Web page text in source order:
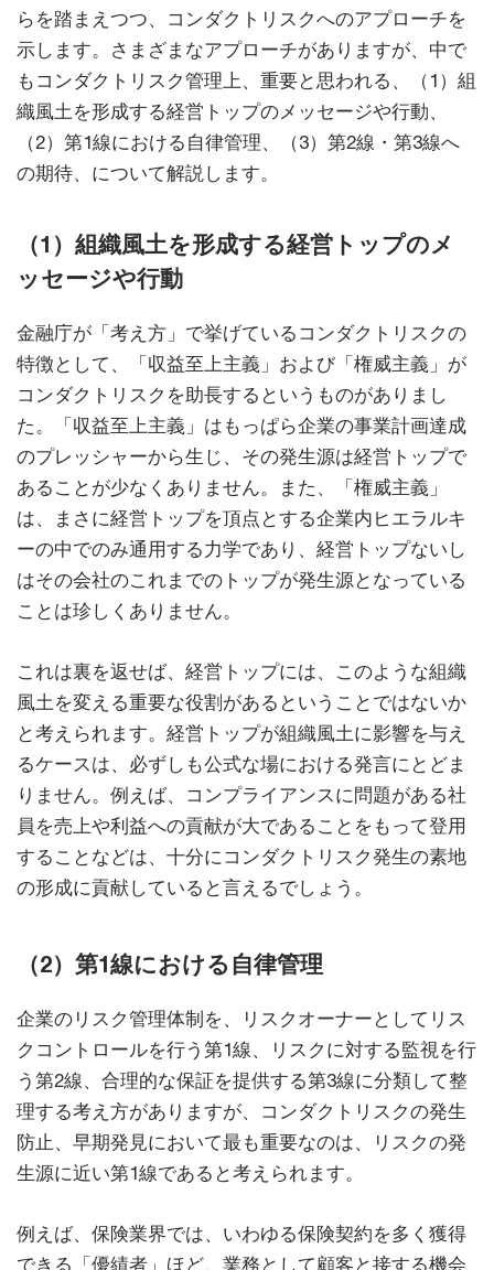
らを踏まえつつ、コンダクトリスクへのアプローチを
示します。さまざまなアプローチがありますが、中で
もコンダクトリスク管理上、重要と思われる、（1）組
織風土を形成する経営トップのメッセージや行動、
（2）第1線における自律管理、（3）第2線・第3線へ
の期待、について解説します。
（1）組織風土を形成する経営トップのメ
ッセージや行動
金融庁が「考え方」で挙げているコンダクトリスクの
特徴として、「収益至上主義」および「権威主義」が
コンダクトリスクを助長するというものがありまし
た。「収益至上主義」はもっぱら企業の事業計画達成
のプレッシャーから生じ、その発生源は経営トップで
あることが少なくありません。また、「権威主義」
は、まさに経営トップを頂点とする企業内ヒエラルキ
ーの中でのみ通用する力学であり、経営トップないし
はその会社のこれまでのトップが発生源となっている
ことは珍しくありません。
これは裏を返せば、経営トップには、このような組織
風土を変える重要な役割があるということではないか
と考えられます。経営トップが組織風土に影響を与え
るケースは、必ずしも公式な場における発言にとどま
りません。例えば、コンプライアンスに問題がある社
員を売上や利益への貢献が大であることをもって登用
することなどは、十分にコンダクトリスク発生の素地
の形成に貢献していると言えるでしょう。
（2）第1線における自律管理
企業のリスク管理体制を、リスクオーナーとしてリス
クコントロールを行う第1線、リスクに対する監視を行
う第2線、合理的な保証を提供する第3線に分類して整
理する考え方がありますが、コンダクトリスクの発生
防止、早期発見において最も重要なのは、リスクの発
生源に近い第1線であると考えられます。
例えば、保険業界では、いわゆる保険契約を多く獲得
できる「優績者」ほど、業務として顧客と接する機会